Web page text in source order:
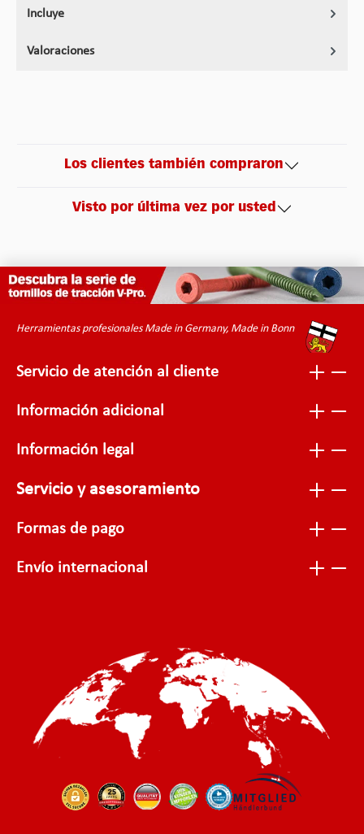
Incluye
Valoraciones
Los clientes también compraron
Visto por última vez por usted
Herramientas profesionales Made in Germany, Made in Bonn
Servicio de atención al cliente
Información adicional
Información legal
Servicio y asesoramiento
Formas de pago
Envío internacional